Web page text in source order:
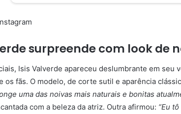
surpreende com look de
Isis Valverde apareceu deslumbrante em seu
os fãs. O modelo, de corte sutil e aparência
uma das noivas mais naturais e bonitas
com a beleza da atriz. Outra afirmou: “Eu